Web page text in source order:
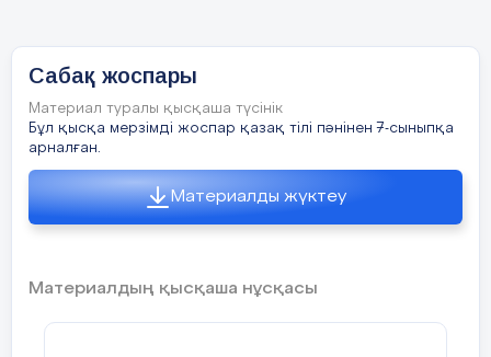
Сабақ жоспары
Материал туралы қысқаша түсінік
Бұл қысқа мерзімді жоспар қазақ тілі пәнінен 7-сыныпқа
арналған.
Материалды жүктеу
Материалдың қысқаша нұсқасы